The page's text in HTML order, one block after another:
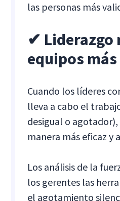
las personas más
✔ Liderazgo
equipos
Cuando los líderes
lleva a cabo el
desigual o
manera más eficaz y
Los análisis de la
los gerentes las
el agotamiento